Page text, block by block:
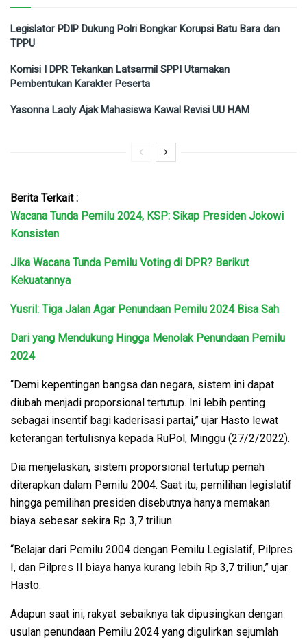
Legislator PDIP Dukung Polri Bongkar Korupsi Batu Bara dan
TPPU
Komisi I DPR Tekankan Latsarmil SPPI Utamakan
Pembentukan Karakter Peserta
Yasonna Laoly Ajak Mahasiswa Kawal Revisi UU HAM
Berita Terkait :
Wacana Tunda Pemilu 2024, KSP: Sikap Presiden Jokowi
Konsisten
Jika Wacana Tunda Pemilu Voting di DPR? Berikut
Kekuatannya
Yusril: Tiga Jalan Agar Penundaan Pemilu 2024 Bisa Sah
Dari yang Mendukung Hingga Menolak Penundaan Pemilu
2024
“Demi kepentingan bangsa dan negara, sistem ini dapat
diubah menjadi proporsional tertutup. Ini lebih penting
sebagai insentif bagi kaderisasi partai,” ujar Hasto lewat
keterangan tertulisnya kepada RuPol, Minggu (27/2/2022).
Dia menjelaskan, sistem proporsional tertutup pernah
diterapkan dalam Pemilu 2004. Saat itu, pemilihan legislatif
hingga pemilihan presiden disebutnya hanya memakan
biaya sebesar sekira Rp 3,7 triliun.
“Belajar dari Pemilu 2004 dengan Pemilu Legislatif, Pilpres
I, dan Pilpres II biaya hanya kurang lebih Rp 3,7 triliun,” ujar
Hasto.
Adapun saat ini, rakyat sebaiknya tak dipusingkan dengan
usulan penundaan Pemilu 2024 yang digulirkan sejumlah